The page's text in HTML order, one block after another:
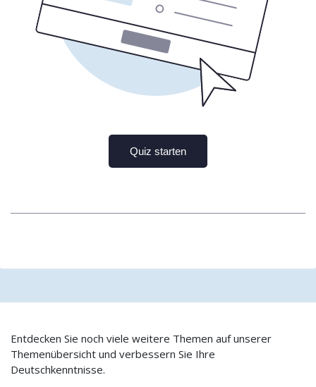
Entdecken Sie noch viele weitere Themen auf unserer
Themenübersicht und verbessern Sie Ihre
Deutschkenntnisse.